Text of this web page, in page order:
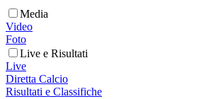
Media
Video
Foto
Live e Risultati
Live
Diretta Calcio
Risultati e Classifiche